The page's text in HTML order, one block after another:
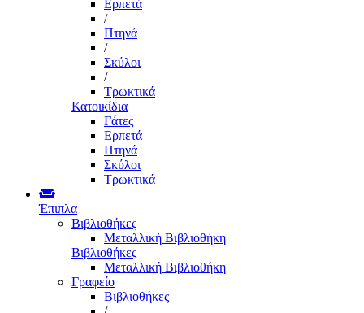
Ερπετά
/
Πτηνά
/
Σκύλοι
/
Τρωκτικά
Κατοικίδια
Γάτες
Ερπετά
Πτηνά
Σκύλοι
Τρωκτικά
Έπιπλα
Βιβλιοθήκες
Μεταλλική Βιβλιοθήκη
Βιβλιοθήκες
Μεταλλική Βιβλιοθήκη
Γραφείο
Βιβλιοθήκες